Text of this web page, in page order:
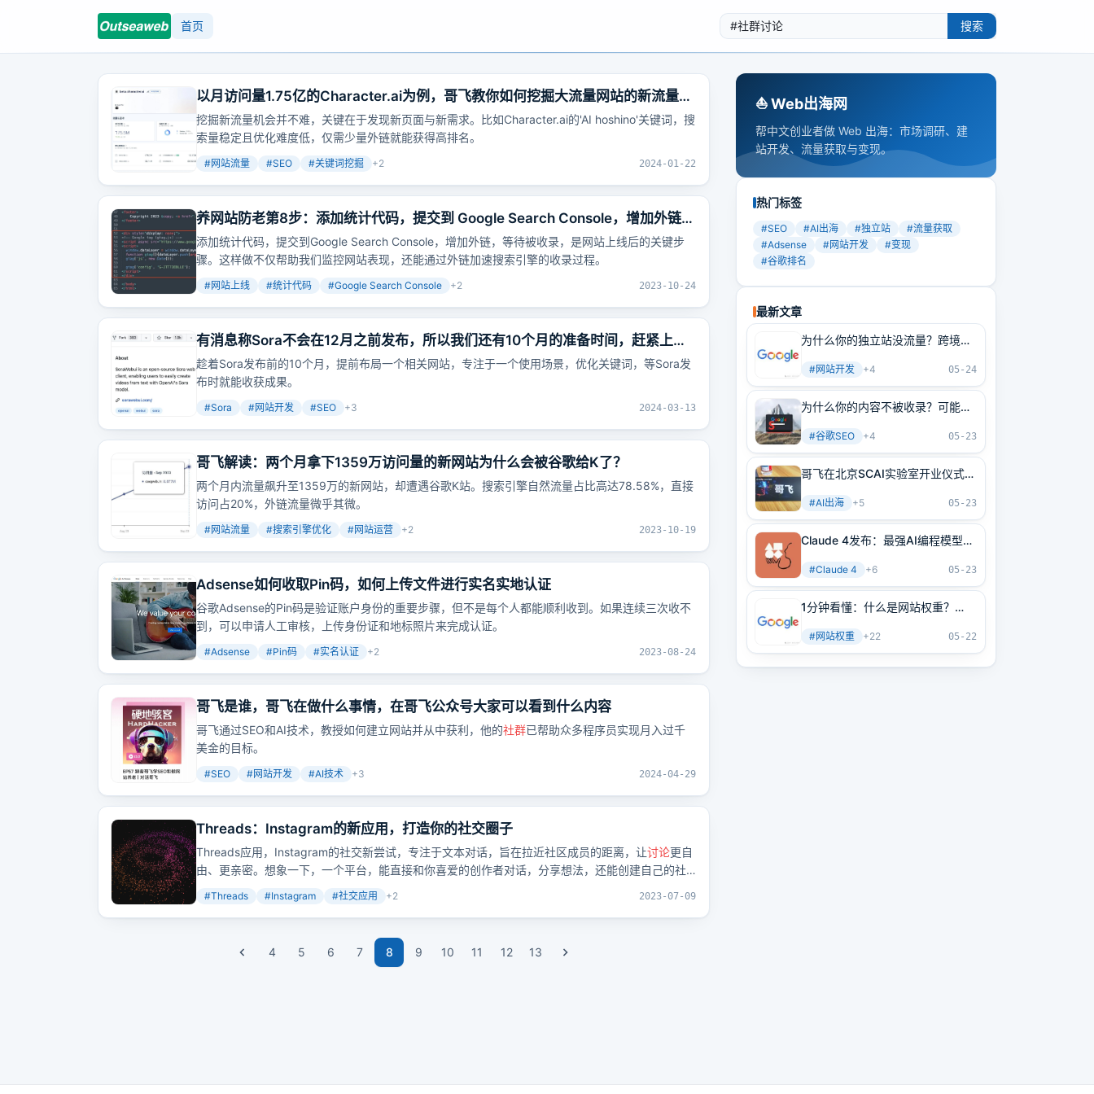
首页 搜索
以月访问量1.75亿的Character.ai为例，哥飞教你如何挖掘大流量网站的新流量机
会
挖掘新流量机会并不难，关键在于发现新页面与新需求。比如Character.ai的'AI hoshino'关键词，搜
索量稳定且优化难度低，仅需少量外链就能获得高排名。
#网站流量 #SEO #关键词挖掘 +2 2024-01-22
养网站防老第8步：添加统计代码，提交到 Google Search Console，增加外链，
等待被收录
添加统计代码，提交到Google Search Console，增加外链，等待被收录，是网站上线后的关键步
骤。这样做不仅帮助我们监控网站表现，还能通过外链加速搜索引擎的收录过程。
#网站上线 #统计代码 #Google Search Console +2 2023-10-24
有消息称Sora不会在12月之前发布，所以我们还有10个月的准备时间，赶紧上个
Sora相关的网站吧
趁着Sora发布前的10个月，提前布局一个相关网站，专注于一个使用场景，优化关键词，等Sora发
布时就能收获成果。
#Sora #网站开发 #SEO +3 2024-03-13
哥飞解读：两个月拿下1359万访问量的新网站为什么会被谷歌给K了？
两个月内流量飙升至1359万的新网站，却遭遇谷歌K站。搜索引擎自然流量占比高达78.58%，直接
访问占20%，外链流量微乎其微。
#网站流量 #搜索引擎优化 #网站运营 +2 2023-10-19
Adsense如何收取Pin码，如何上传文件进行实名实地认证
谷歌Adsense的Pin码是验证账户身份的重要步骤，但不是每个人都能顺利收到。如果连续三次收不
到，可以申请人工审核，上传身份证和地标照片来完成认证。
#Adsense #Pin码 #实名认证 +2 2023-08-24
哥飞是谁，哥飞在做什么事情，在哥飞公众号大家可以看到什么内容
哥飞通过SEO和AI技术，教授如何建立网站并从中获利，他的社群已帮助众多程序员实现月入过千
美金的目标。
#SEO #网站开发 #AI技术 +3 2024-04-29
Threads：Instagram的新应用，打造你的社交圈子
Threads应用，Instagram的社交新尝试，专注于文本对话，旨在拉近社区成员的距离，让讨论更自
由、更亲密。想象一下，一个平台，能直接和你喜爱的创作者对话，分享想法，还能创建自己的社
#Threads #Instagram #社交应用 +2 2023-07-09
4 5 6 7 8 9 10 11 12 13
⛵️ Web出海网
帮中文创业者做 Web 出海：市场调研、建
站开发、流量获取与变现。
热门标签
#SEO #AI出海 #独立站 #流量获取
#Adsense #网站开发 #变现
#谷歌排名
最新文章
为什么你的独立站没流量？跨境卖
#网站开发 +4 05-24
为什么你的内容不被收录？可能是
方法
#谷歌SEO +4 05-23
哥飞在北京SCAI实验室开业仪式上
#AI出海 +5 05-23
Claude 4发布：最强AI编程模型
#Claude 4 +6 05-23
1分钟看懂：什么是网站权重？
南（原创不易）
#网站权重 +22 05-22